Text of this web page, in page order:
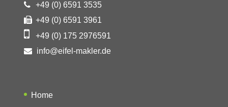
+49 (0) 6591 3535
+49 (0) 6591 3961
+49 (0) 175 2976591
info@eifel-makler.de
Home